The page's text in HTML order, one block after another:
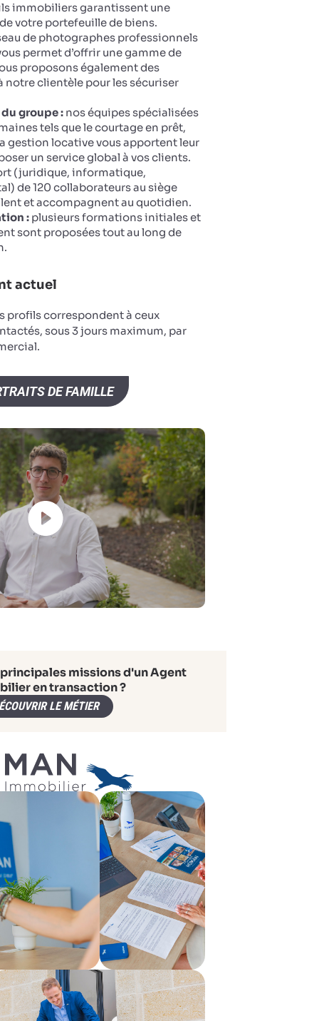
immobiliers garantissent une
votre portefeuille de biens.
de photographes professionnels
permet d’offrir une gamme de
proposons également des
notre clientèle pour les sécuriser
groupe : nos équipes spécialisées
tels que le courtage en prêt,
gestion locative vous apportent leur
un service global à vos clients.
(juridique, informatique,
de 120 collaborateurs au siège
et accompagnent au quotidien.
: plusieurs formations initiales et
sont proposées tout au long de
actuel
profils correspondent à ceux
sous 3 jours maximum, par
DE FAMILLE
missions d'un Agent
en transaction ?
LE MÉTIER